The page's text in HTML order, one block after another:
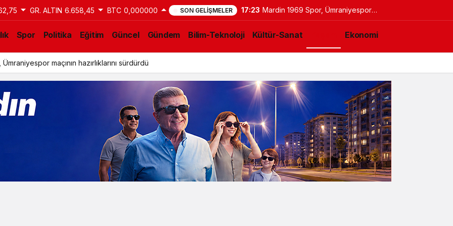
GR. ALTIN 6.658,45 BTC 0,000000 SON GELIŞMELER 17:23 Mardin 1969 Spor, Ümraniyespor
maçının hazırlıklarını sürdürdü
Spor Politika Eğitim Güncel Gündem Bilim-Teknoloji Kültür-Sanat Ekonomi
maçının hazırlıklarını sürdürdü